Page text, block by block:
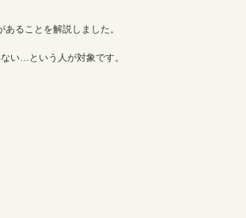
ることを解説しました。
い…という人が対象です。